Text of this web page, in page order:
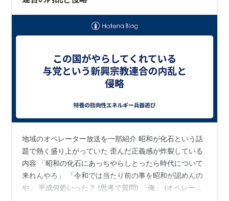
地域のオペレーター放送を一部紹介 昭和が化石という話
題で熱く盛り上がっていた 歪んだ正義感が炸裂している
内容 「昭和の化石にあっちやらしとったら時代について
来れんやろ」 「令和では当たり前の事を昭和が認めんの
や」 平成何処いった？ (思考で質問) 「俺」 (オペレータ